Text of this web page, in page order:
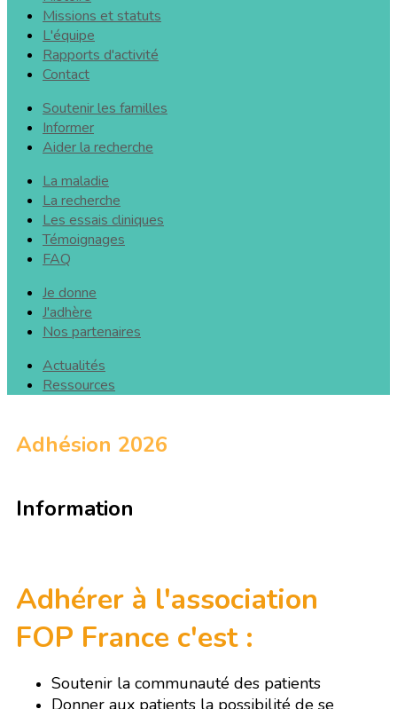
Missions et statuts
L'équipe
Rapports d'activité
Contact
Soutenir les familles
Informer
Aider la recherche
La maladie
La recherche
Les essais cliniques
Témoignages
FAQ
Je donne
J'adhère
Nos partenaires
Actualités
Ressources
Adhésion 2026
Information
Adhérer à l'association
FOP France c'est :
Soutenir la communauté des patients